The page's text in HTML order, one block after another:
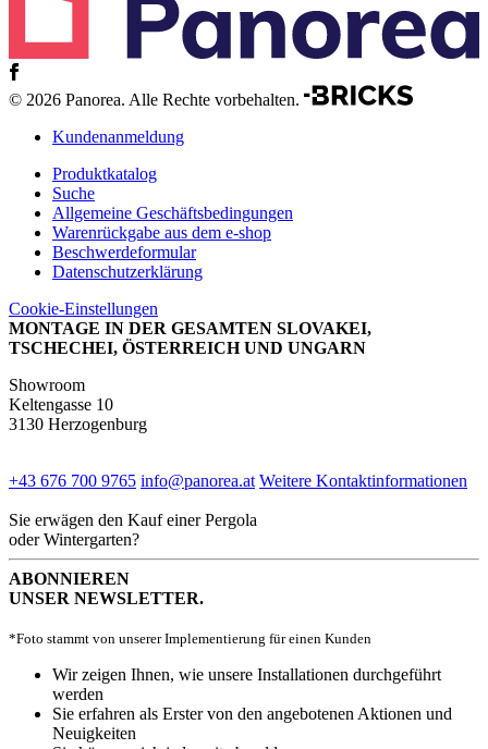
© 2026 Panorea. Alle Rechte vorbehalten.
Kundenanmeldung
Produktkatalog
Suche
Allgemeine Geschäftsbedingungen
Warenrückgabe aus dem e-shop
Beschwerdeformular
Datenschutzerklärung
Cookie-Einstellungen
MONTAGE IN DER GESAMTEN SLOVAKEI,
TSCHECHEI, ÖSTERREICH UND UNGARN
Showroom
Keltengasse 10
3130 Herzogenburg
+43 676 700 9765 info@panorea.at Weitere Kontaktinformationen
Sie erwägen den Kauf einer Pergola
oder Wintergarten?
ABONNIEREN
UNSER NEWSLETTER.
*Foto stammt von unserer Implementierung für einen Kunden
Wir zeigen Ihnen, wie unsere Installationen durchgeführt
werden
Sie erfahren als Erster von den angebotenen Aktionen und
Neuigkeiten